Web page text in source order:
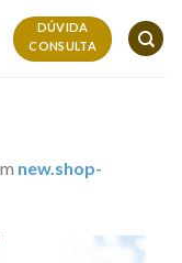
DÚVIDA
CONSULTA
new.shop-